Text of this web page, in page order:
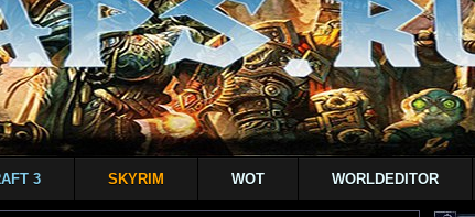
3 SKYRIM WOT WORLDEDITOR